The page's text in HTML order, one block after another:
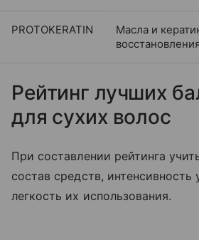
PROTOKERATIN
Масла и
Рейтинг лучших
для сухих волос
При составлении рейтинга
состав средств, интенсивность
легкость их использования.